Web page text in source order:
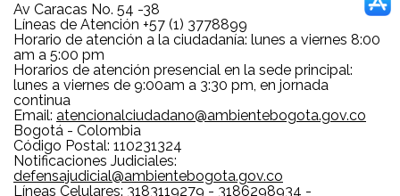
Av Caracas No. 54 -38
Líneas de Atención +57 (1) 3778899
Horario de atención a la ciudadanía: lunes a viernes 8:00
am a 5:00 pm
Horarios de atención presencial en la sede principal:
lunes a viernes de 9:00am a 3:30 pm, en jornada
continua
Email: atencionalciudadano@ambientebogota.gov.co
Bogotá - Colombia
Código Postal: 110231324
Notificaciones Judiciales:
defensajudicial@ambientebogota.gov.co
Líneas Celulares: 3183119279 - 3186298934 -